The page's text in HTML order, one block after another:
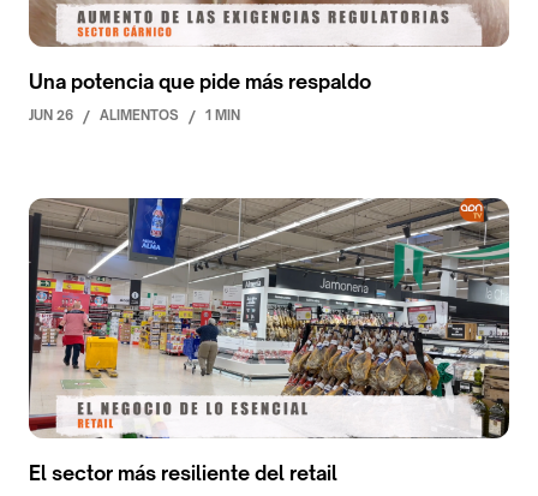
Una potencia que pide más respaldo
JUN 26 / ALIMENTOS / 1 MIN
El sector más resiliente del retail